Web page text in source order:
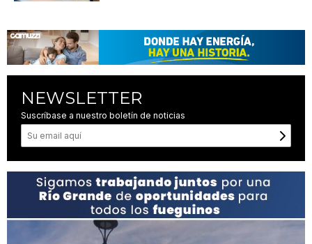
NEWSLETTER
Suscríbase a nuestro boletín de noticias